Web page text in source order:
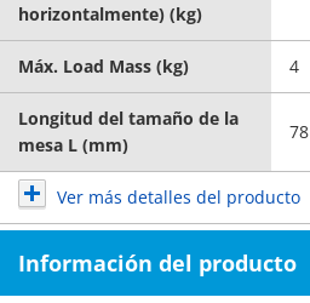
horizontalmente) (kg)
Máx. Load Mass (kg) 4
Longitud del tamaño de la
mesa L (mm)
78
Ver más detalles del producto
Información del producto